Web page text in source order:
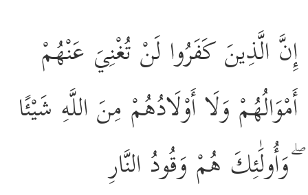
إِنَّ الَّذِينَ كَفَرُوا لَنْ تُغْنِيَ عَنْهُمْ
أَمْوَالُهُمْ وَلَا أَوْلَادُهُمْ مِنَ اللَّهِ شَيْئًا
ۖ وَأُولَٰئِكَ هُمْ وَقُودُ النَّارِ